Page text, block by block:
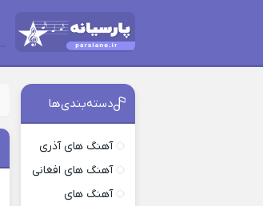
دسته‌بندی‌ها
آهنگ های آذری
آهنگ های افغانی
آهنگ های